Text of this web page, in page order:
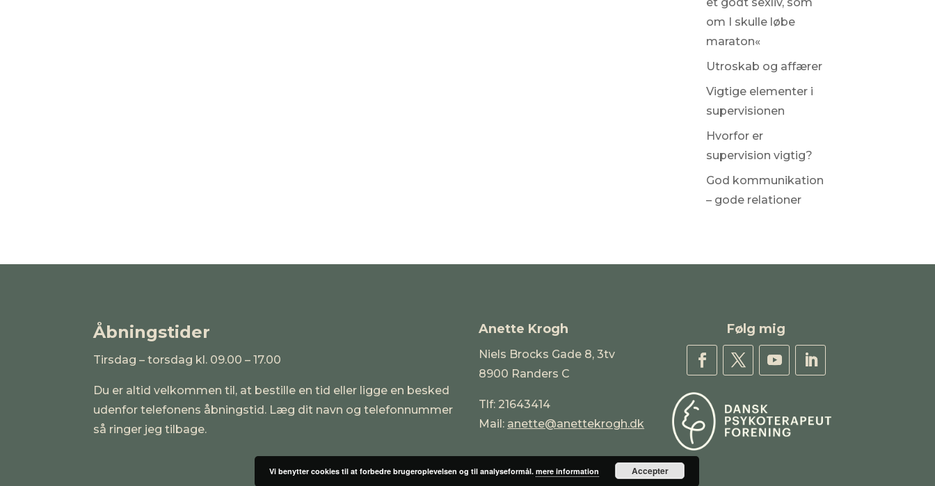
om I skulle løbe
maraton«
Utroskab og affærer
Vigtige elementer i
supervisionen
Hvorfor er
supervision vigtig?
God kommunikation
– gode relationer
Åbningstider
Tirsdag – torsdag kl. 09.00 – 17.00
Du er altid velkommen til, at bestille en tid eller ligge en besked
udenfor telefonens åbningstid. Læg dit navn og telefonnummer
så ringer jeg tilbage.
Anette Krogh
Niels Brocks Gade 8, 3tv
8900 Randers C
Tlf: 21643414
Mail: anette@anettekrogh.dk
Følg mig
Vi benytter cookies til at forbedre brugeroplevelsen og til analyseformål. mere information Accepter